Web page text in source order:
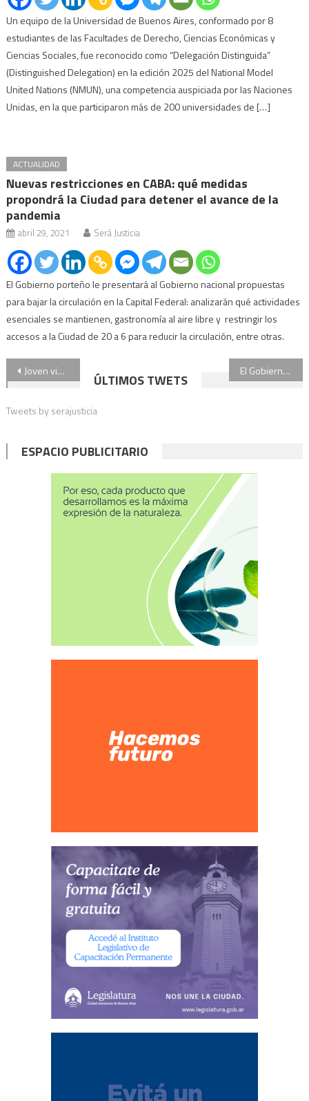
Un equipo de la Universidad de Buenos Aires, conformado por 8
estudiantes de las Facultades de Derecho, Ciencias Económicas y
Ciencias Sociales, fue reconocido como “Delegación Distinguida”
(Distinguished Delegation) en la edición 2025 del National Model
United Nations (NMUN), una competencia auspiciada por las Naciones
Unidas, en la que participaron más de 200 universidades de […]
ACTUALIDAD
Nuevas restricciones en CABA: qué medidas
propondrá la Ciudad para detener el avance de la
pandemia
abril 29, 2021 Será Justicia
El Gobierno porteño le presentará al Gobierno nacional propuestas
para bajar la circulación en la Capital Federal: analizarán qué actividades
esenciales se mantienen, gastronomía al aire libre y restringir los
accesos a la Ciudad de 20 a 6 para reducir la circulación, entre otras.
Navegación
de
entradas
Joven violada en un comercio de Once: vuelven a indagar al acusado El Gobierno extendió el plazo de las restricciones en la cantidad de vuelos internacionales
ÚLTIMOS TWETS
Tweets by serajusticia
ESPACIO PUBLICITARIO